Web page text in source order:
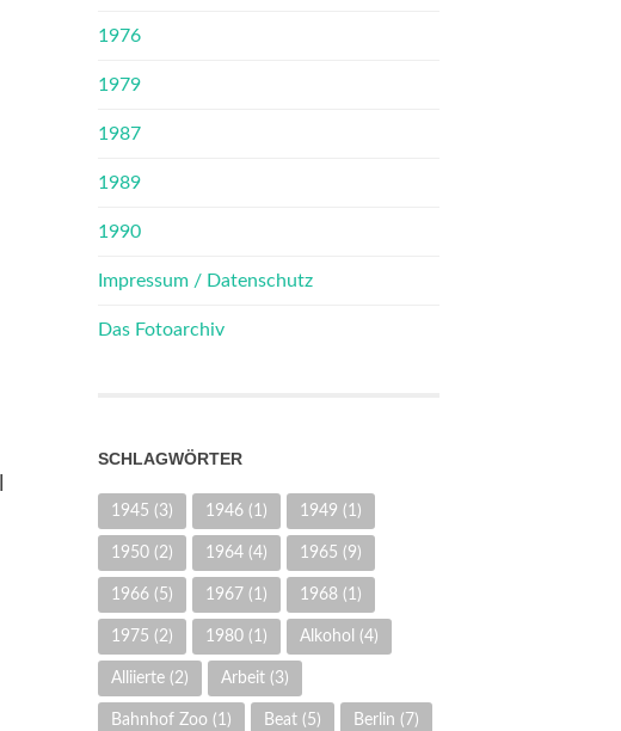
1976
1979
1987
1989
1990
Impressum / Datenschutz
Das Fotoarchiv
SCHLAGWÖRTER
1945 (3) 1946 (1) 1949 (1)
1950 (2) 1964 (4) 1965 (9)
1966 (5) 1967 (1) 1968 (1)
1975 (2) 1980 (1) Alkohol (4)
Alliierte (2) Arbeit (3)
Bahnhof Zoo (1) Beat (5) Berlin (7)